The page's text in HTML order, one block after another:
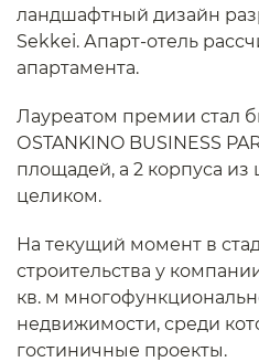
ландшафтный дизайн
Sekkei. Апарт-отель
апартамента.
Лауреатом премии стал
ОSTANKINO BUSINESS
площадей, а 2 корпуса
целиком.
На текущий момент в
строительства у
кв. м
недвижимости, среди
гостиничные проекты.